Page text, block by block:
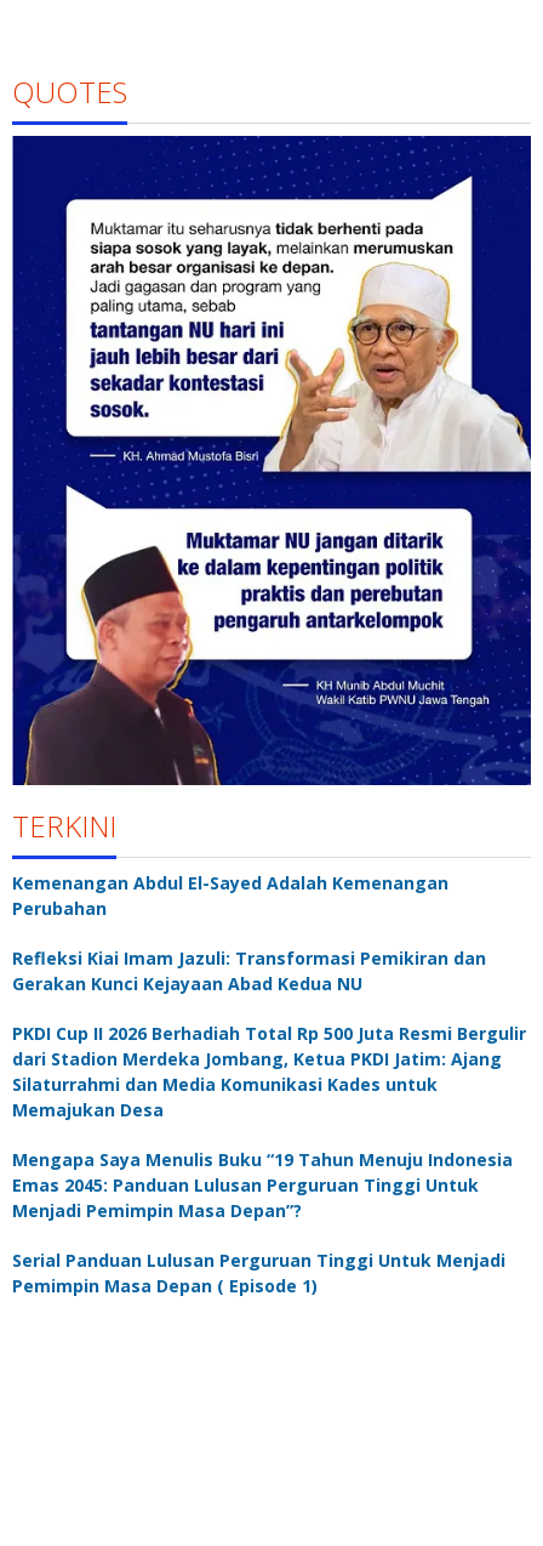
QUOTES
TERKINI
Kemenangan Abdul El-Sayed Adalah Kemenangan
Perubahan
Refleksi Kiai Imam Jazuli: Transformasi Pemikiran dan
Gerakan Kunci Kejayaan Abad Kedua NU
PKDI Cup II 2026 Berhadiah Total Rp 500 Juta Resmi Bergulir
dari Stadion Merdeka Jombang, Ketua PKDI Jatim: Ajang
Silaturrahmi dan Media Komunikasi Kades untuk
Memajukan Desa
Mengapa Saya Menulis Buku “19 Tahun Menuju Indonesia
Emas 2045: Panduan Lulusan Perguruan Tinggi Untuk
Menjadi Pemimpin Masa Depan”?
Serial Panduan Lulusan Perguruan Tinggi Untuk Menjadi
Pemimpin Masa Depan ( Episode 1)